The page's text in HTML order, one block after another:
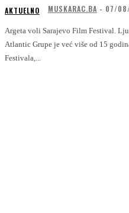
AKTUELNO MUSKARAC.BA - 07/
Argeta voli Sarajevo Film Festival. Ljubav kao
Atlantic Grupe je već više od 15
Festivala,...